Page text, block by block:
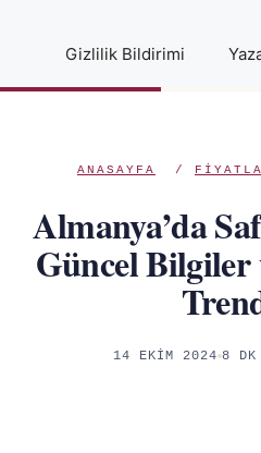
Gizlilik Bildirimi
ANASAYFA /
Almanya’da
Güncel Bilgiler
14 EKIM 2024 8 DK